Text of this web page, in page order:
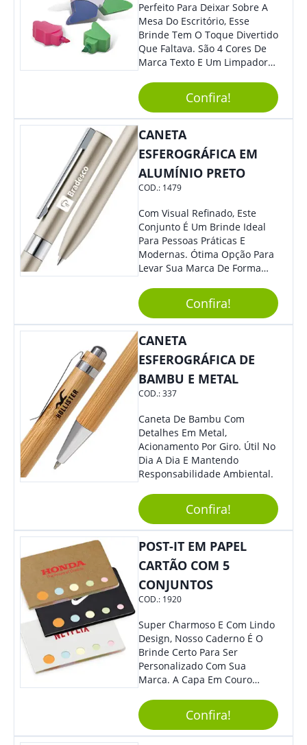
Perfeito Para Deixar Sobre A
Mesa Do Escritório, Esse
Brinde Tem O Toque Divertido
Que Faltava. São 4 Cores De
Marca Texto E Um Limpador
Boneco. Demais, Não É?
Personalize Com Sua Marca.
Super Criativo, Seus Clientes E
Colaboradores Irão Adorar.
Confira!
CANETA
ESFEROGRÁFICA EM
ALUMÍNIO PRETO
COD.: 1479
Com Visual Refinado, Este
Conjunto É Um Brinde Ideal
Para Pessoas Práticas E
Modernas. Ótima Opção Para
Levar Sua Marca De Forma
Sua Empresa Em Eventos,
Reuniões Corporativas Ou Até
Mesmo Para Presentear
Colaboradores E Parceiros De
Confira!
CANETA
ESFEROGRÁFICA DE
BAMBU E METAL
COD.:337
Caneta De Bambu Com
Detalhes Em Metal,
Acionamento Por Giro. Útil No
Dia A Dia E Mantendo
Responsabilidade Ambiental.
Confira!
POST-IT EM PAPEL
CARTÃO COM 5
CONJUNTOS
COD.: 1920
Super Charmoso E Com Lindo
Design, Nosso Caderno É O
Brinde Certo Para Ser
Personalizado Com Sua
Marca. A Capa Em Couro
Elástico Permite Maior
Segurança Ao Carregá-Lo.
Ofereça A Seus Clientes E
Confira!